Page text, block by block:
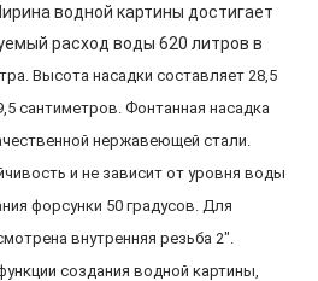
водной картины достигает
расход воды 620 литров в
. Высота насадки составляет 28,5
сантиметров. Фонтанная насадка
нержавеющей стали.
и не зависит от уровня воды
форсунки 50 градусов. Для
внутренняя резьба 2".
создания водной картины,